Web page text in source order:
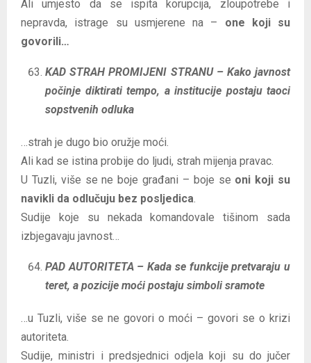
Ali umjesto da se ispita korupcija, zloupotrebe i
nepravda, istrage su usmjerene na – one koji su
govorili…
KAD STRAH PROMIJENI STRANU – Kako javnost
počinje diktirati tempo, a institucije postaju taoci
sopstvenih odluka
…strah je dugo bio oružje moći.
Ali kad se istina probije do ljudi, strah mijenja pravac.
U Tuzli, više se ne boje građani – boje se oni koji su
navikli da odlučuju bez posljedica.
Sudije koje su nekada komandovale tišinom sada
izbjegavaju javnost…
PAD AUTORITETA – Kada se funkcije pretvaraju u
teret, a pozicije moći postaju simboli sramote
…u Tuzli, više se ne govori o moći – govori se o krizi
autoriteta.
Sudije, ministri i predsjednici odjela koji su do jučer